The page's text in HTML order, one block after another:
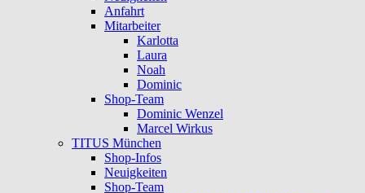
Anfahrt
Mitarbeiter
Karlotta
Laura
Noah
Dominic
Shop-Team
Dominic Wenzel
Marcel Wirkus
TITUS München
Shop-Infos
Neuigkeiten
Shop-Team